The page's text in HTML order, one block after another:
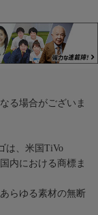
る場合がございま
は、米国TiVo
内における商標ま
らゆる素材の無断